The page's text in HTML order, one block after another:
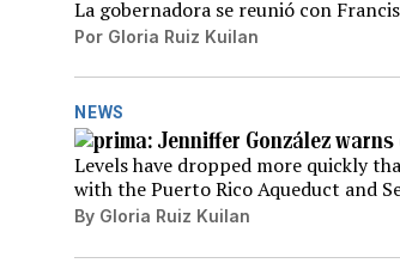
La gobernadora se reunió con
Por Gloria Ruiz Kuilan
NEWS
Jenniffer González
Levels have dropped more quickly
with the Puerto Rico Aqueduct and
By Gloria Ruiz Kuilan